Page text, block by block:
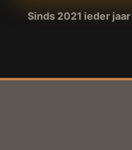
Sinds 2021 ieder